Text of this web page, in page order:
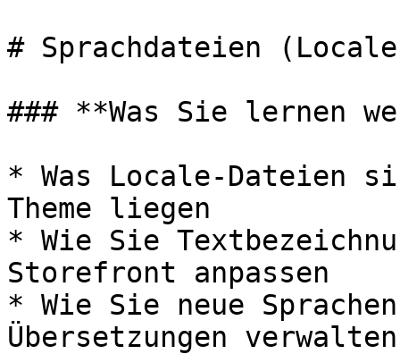
# Sprachdateien
### **Was Sie lernen
* Was Locale-Dateien
Theme liegen
* Wie Sie
Storefront anpassen
* Wie Sie neue
Übersetzungen verwalten